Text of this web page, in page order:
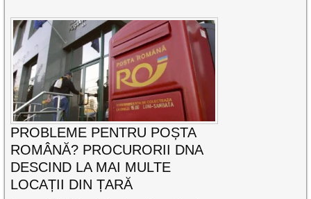
PROBLEME PENTRU POȘTA
ROMÂNĂ? PROCURORII DNA
DESCIND LA MAI MULTE
LOCAȚII DIN ȚARĂ